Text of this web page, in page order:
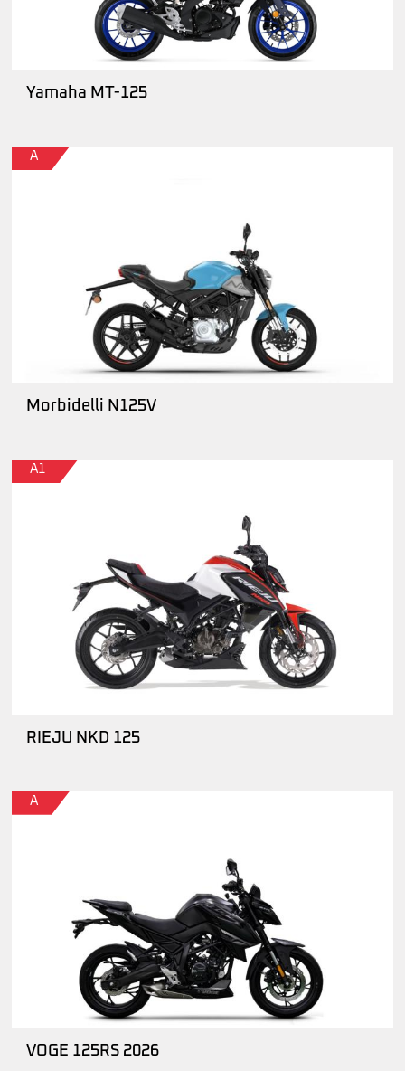
Yamaha MT-125
A
Morbidelli N125V
A1
RIEJU NKD 125
A
VOGE 125RS 2026